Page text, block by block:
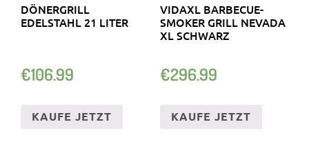
DÖNERGRILL
EDELSTAHL 21 LITER
€106.99
KAUFE JETZT
VIDAXL BARBECUE-
SMOKER GRILL NEVADA
XL SCHWARZ
€296.99
KAUFE JETZT